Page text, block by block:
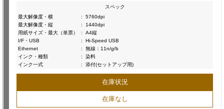
スペック
最大解像度・横
:
5760dpi
最大解像度・縦
:
1440dpi
用紙サイズ・最大（単票）
:
A4縦
I/F・USB
:
Hi-Speed USB
Ethernet
:
無線：11n/g/b
インク・種類
:
染料
インク一式
: 添付(セットアップ用)
在庫状況
在庫なし